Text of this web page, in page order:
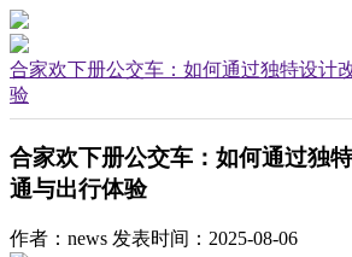
合家欢下册公交车：如何通过独特设计
验
合家欢下册公交车：如何通过独
通与出行体验
作者：news 发表时间：2025-08-06